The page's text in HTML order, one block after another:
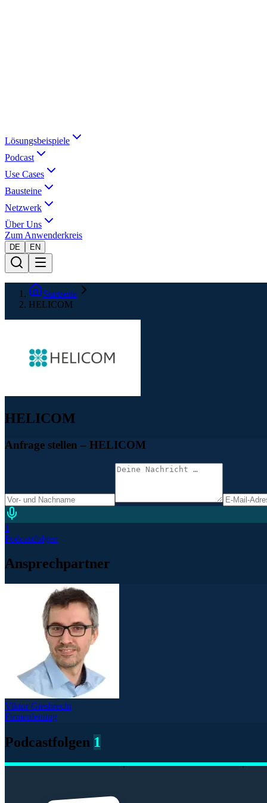
Lösungsbeispiele
Podcast
Use Cases
Bausteine
Netzwerk
Über Uns
Zum Anwenderkreis
DE EN
Startseite
HELICOM
HELICOM
Anfrage stellen – HELICOM
1
Podcastfolgen
Ansprechpartner
Viktor Giesbrecht
Firmenleitung
Podcastfolgen 1